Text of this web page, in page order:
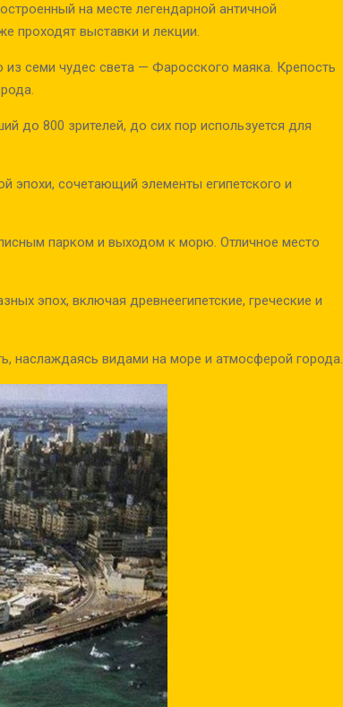
на месте легендарной античной
проходят выставки и лекции.
из семи чудес света — Фаросского маяка. Крепость
до 800 зрителей, до сих пор используется для
эпохи, сочетающий элементы египетского и
парком и выходом к морю. Отличное место
эпох, включая древнеегипетские, греческие и
наслаждаясь видами на море и атмосферой города.